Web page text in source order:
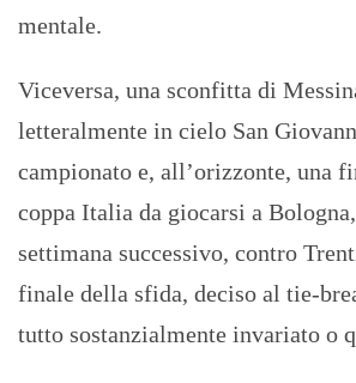
mentale.
Viceversa, una sconfitta di
letteralmente in cielo San
campionato e, all’orizzonte, una
coppa Italia da giocarsi a
settimana successivo, contro
finale della sfida, deciso al tie-
tutto sostanzialmente invariato o